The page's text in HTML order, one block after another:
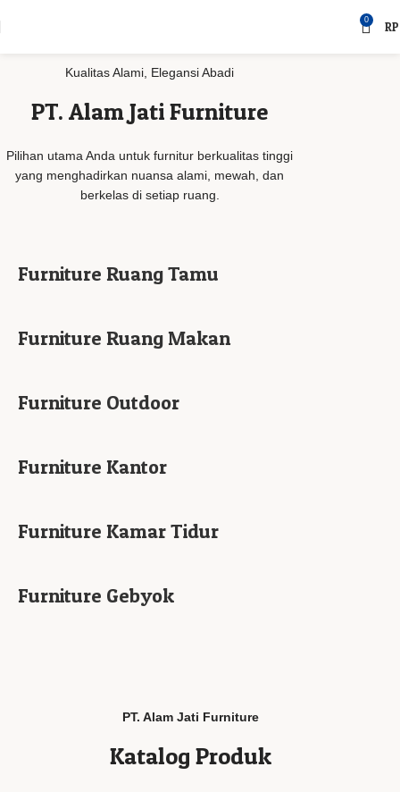
0 RP
Kualitas Alami, Elegansi Abadi
PT. Alam Jati Furniture
Pilihan utama Anda untuk furnitur berkualitas tinggi
yang menghadirkan nuansa alami, mewah, dan
berkelas di setiap ruang.
Furniture Ruang Tamu
Furniture Ruang Makan
Furniture Outdoor
Furniture Kantor
Furniture Kamar Tidur
Furniture Gebyok
PT. Alam Jati Furniture
Katalog Produk